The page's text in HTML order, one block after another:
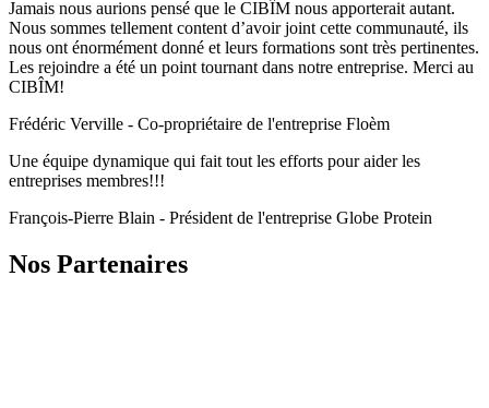
Jamais nous aurions pensé que le CIBÎM nous apporterait autant.
Nous sommes tellement content d’avoir joint cette communauté, ils
nous ont énormément donné et leurs formations sont très pertinentes.
Les rejoindre a été un point tournant dans notre entreprise. Merci au
CIBÎM!
Frédéric Verville - Co-propriétaire de l'entreprise Floèm
Une équipe dynamique qui fait tout les efforts pour aider les
entreprises membres!!!
François-Pierre Blain - Président de l'entreprise Globe Protein
Nos Partenaires